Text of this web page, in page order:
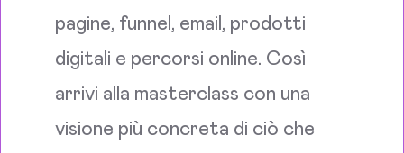
pagine, funnel, email, prodotti
digitali e percorsi online. Così
arrivi alla masterclass con una
visione più concreta di ciò che